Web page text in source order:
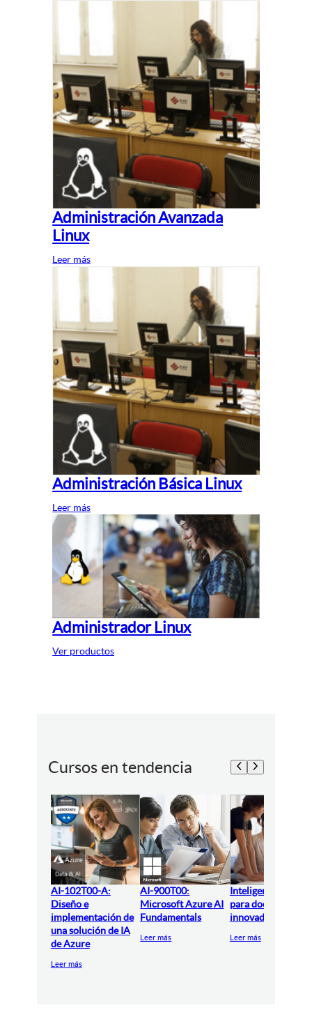
Administración Avanzada
Linux
Leer más
Administración Básica Linux
Leer más
Administrador Linux
Ver productos
Cursos en tendencia
AI-102T00-A:
Diseño e
implementación de
una solución de IA
de Azure
Leer más
AI-900T00:
Microsoft Azure AI
Fundamentals
Leer más
Inteligencia
para docentes
innovadores
Leer más